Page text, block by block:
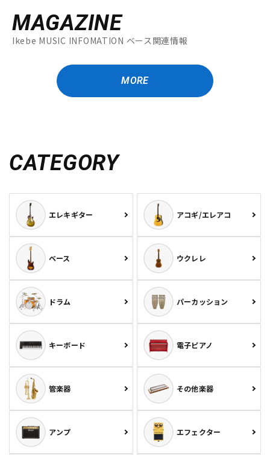
MAGAZINE
Ikebe MUSIC INFOMATION ベース関連情報
MORE
CATEGORY
エレキギター アコギ/エレアコ
ベース ウクレレ
ドラム パーカッション
キーボード 電子ピアノ
管楽器 その他楽器
アンプ エフェクター